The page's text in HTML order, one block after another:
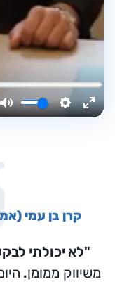
קרן בן עמי
"לא יכולתי
משיווק ממומן.